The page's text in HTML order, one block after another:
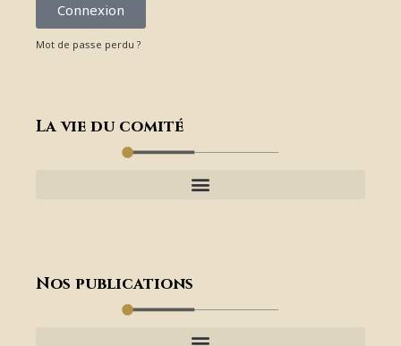
Connexion
Mot de passe perdu ?
La vie du comité
Nos publications